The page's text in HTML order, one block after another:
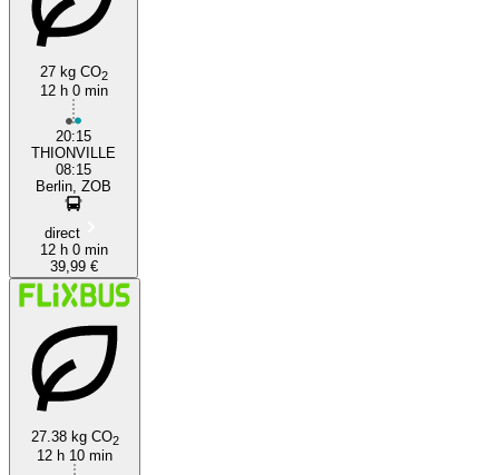
Thionville
27 kg CO2
12 h 0 min
20:15
THIONVILLE
08:15
Berlin, ZOB
direct
12 h 0 min
39,99 €
27.38 kg CO2
12 h 10 min